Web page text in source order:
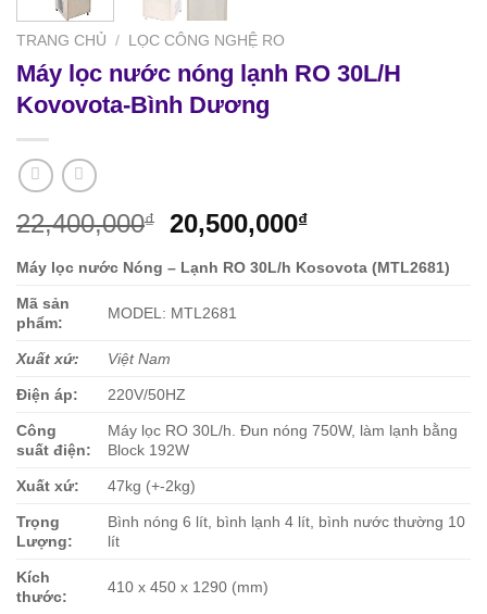
TRANG CHỦ / LỌC CÔNG NGHỆ RO
Máy lọc nước nóng lạnh RO 30L/H
Kovovota-Bình Dương
22,400,000₫
Giá
là:
22,400,000₫.
20,500,000₫Giá
tại
Máy lọc nước Nóng – Lạnh RO 30L/h Kosovota (MTL2681)
Mã sản
phẩm:
MODEL: MTL2681
Xuất xứ: Việt Nam
Điện áp: 220V/50HZ
Công
suất điện:
Máy lọc RO 30L/h. Đun nóng 750W, làm lạnh bằng
Block 192W
Xuất xứ: 47kg (+-2kg)
Trọng
Lượng:
Bình nóng 6 lít, bình lạnh 4 lít, bình nước thường 10
lít
Kích
thước:
410 x 450 x 1290 (mm)